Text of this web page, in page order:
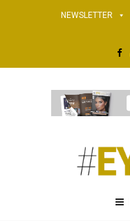
NEWSLETTER